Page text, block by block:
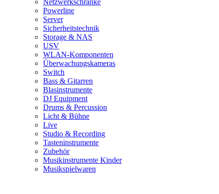
Netzwerkschränke
Powerline
Server
Sicherheitstechnik
Storage & NAS
USV
WLAN-Komponenten
Überwachungskameras
Switch
Bass & Gitarren
Blasinstrumente
DJ Equipment
Drums & Percussion
Licht & Bühne
Live
Studio & Recording
Tasteninstrumente
Zubehör
Musikinstrumente Kinder
Musikspielwaren